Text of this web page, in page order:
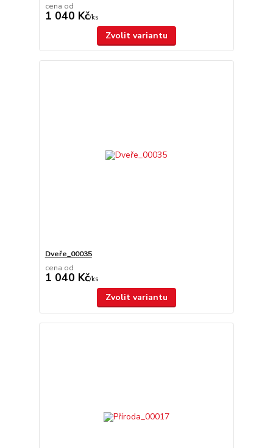
cena od
1 040 Kč/ks
Zvolit variantu
Dveře_00035
cena od
1 040 Kč/ks
Zvolit variantu